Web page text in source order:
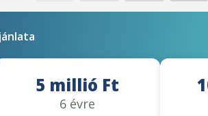
5 millió Ft
6 évre